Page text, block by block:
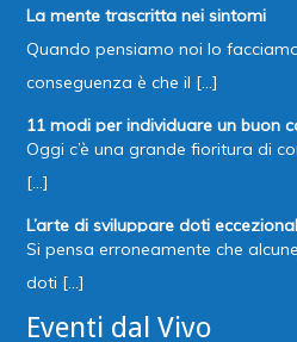
La mente trascritta nei sintomi
Quando pensiamo noi lo
conseguenza è che il [...]
11 modi per individuare un buon
Oggi c’è una grande fioritura di
[...]
L’arte di sviluppare doti
Si pensa erroneamente che
doti [...]
Eventi dal Vivo